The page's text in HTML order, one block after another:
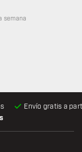
Envío gratis a
no disponible
semana
al cliente no disponible